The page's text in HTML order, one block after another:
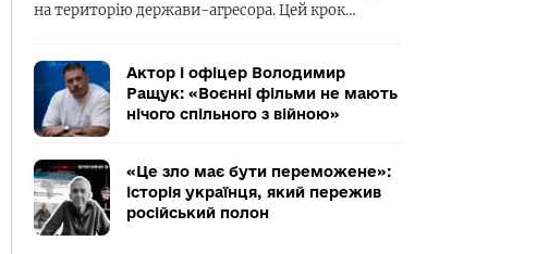
на територію держави-агресора. Цей крок…
Актор і офіцер Володимир
Ращук: «Воєнні фільми не мають
нічого спільного з війною»
«Це зло має бути переможене»:
історія українця, який пережив
російський полон